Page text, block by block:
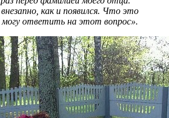
как и появился. Что это
могу ответить на этот вопрос».